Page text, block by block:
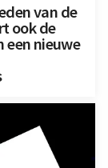
van de
ook de
een nieuwe